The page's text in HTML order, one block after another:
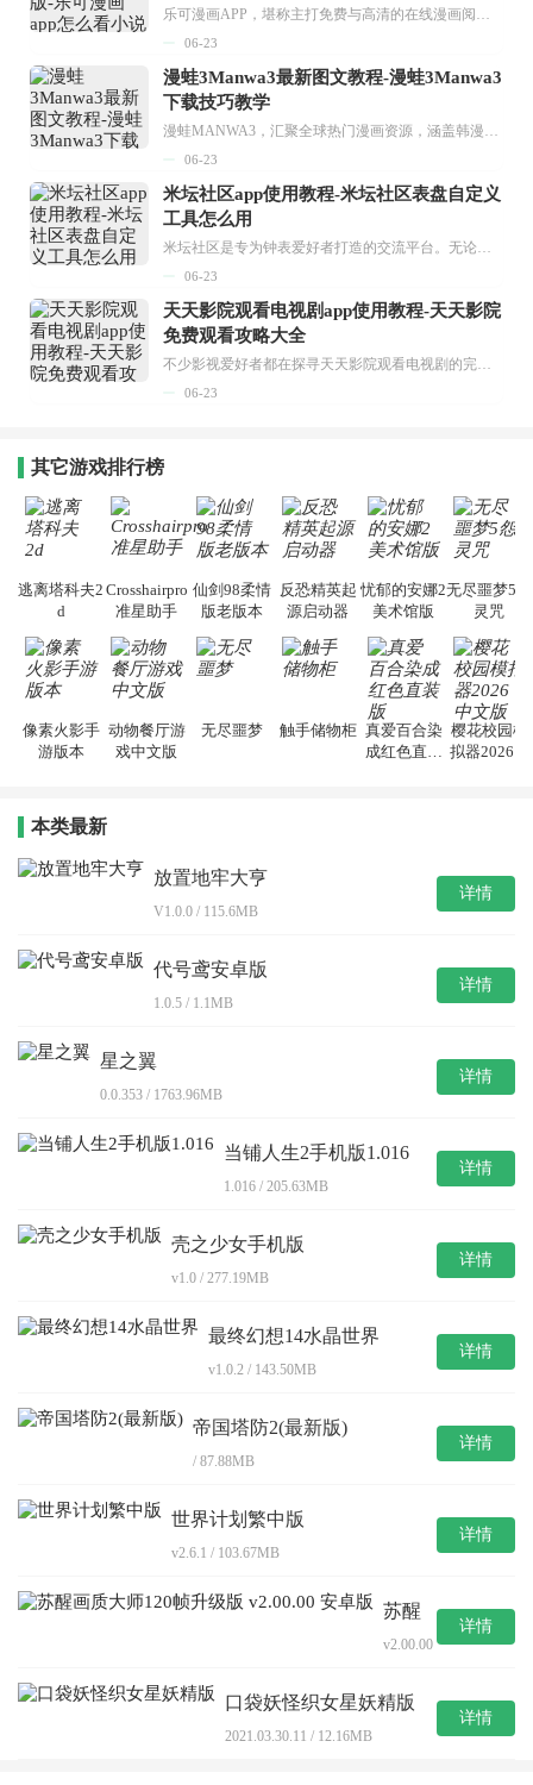
06-23
漫蛙3Manwa3最新图文教程-漫蛙3Manwa3
下载技巧教学
06-23
米坛社区app使用教程-米坛社区表盘自定义
工具怎么用
06-23
天天影院观看电视剧app使用教程-天天影院
免费观看攻略大全
06-23
其它游戏排行榜
逃离塔科夫2
d
Crosshairpro
准星助手
仙剑98柔情
版老版本
反恐精英起
源启动器
忧郁的安娜2
美术馆版
无尽噩梦5怨
灵咒
像素火影手
游版本
动物餐厅游
戏中文版
无尽噩梦 触手储物柜 真爱百合染
成红色直装
樱花校园模
拟器2026中
本类最新
放置地牢大亨
V1.0.0 / 115.6MB
详情
代号鸢安卓版
1.0.5 / 1.1MB
详情
星之翼
0.0.353 / 1763.96MB
详情
当铺人生2手机版1.016
1.016 / 205.63MB
详情
壳之少女手机版
v1.0 / 277.19MB
详情
最终幻想14水晶世界
v1.0.2 / 143.50MB
详情
帝国塔防2(最新版)
/ 87.88MB
详情
世界计划繁中版
v2.6.1 / 103.67MB
详情
苏醒
大师
升级
版
v2.00.00
v2.00.00
详情
口袋妖怪织女星妖精版
2021.03.30.11 / 12.16MB
详情